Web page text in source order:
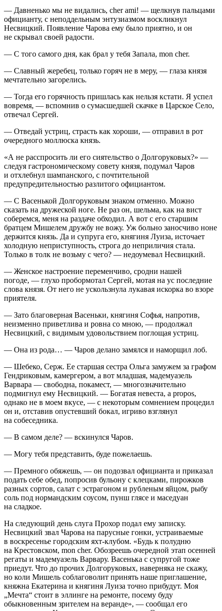
— Давненько мы не видались, cher ami! — щелкнув пальцами
официанту, с неподдельным энтузиазмом воскликнул
Несвицкий. Появление Чарова ему было приятно, и он
не скрывал своей радости.
— С того самого дня, как брал у тебя Запала, mon cher.
— Славный жеребец, только горяч не в меру, — глаза князя
мечтательно загорелись.
— Тогда его горячность пришлась как нельзя кстати. Я успел
вовремя, — вспомнив о сумасшедшей скачке в Царское Село,
отвечал Сергей.
— Отведай устриц, страсть как хороши, — отправил в рот
очередного моллюска князь.
«А не расспросить ли его сиятельство о Долгоруковых?» —
следуя гастрономическому совету князя, подумал Чаров
и отхлебнул шампанского, с почтительной
предупредительностью разлитого официантом.
— С Васенькой Долгоруковым знаком отменно. Можно
сказать на дружеской ноге. Не раз он, шельма, как на вист
соберемся, меня на раздаче обходил. А вот с его старшим
братцем Мишелем дружбу не вожу. Уж больно заносчиво ноне
держится князь. Да и супруга его, княгиня Луиза, источает
холодную неприступность, строга до неприличия стала.
Только в толк не возьму с чего? — недоумевал Несвицкий.
— Женское настроение переменчиво, сродни нашей
погоде, — глухо пробормотал Сергей, мотая на ус последние
слова князя. От него не ускользнула лукавая искорка во взоре
приятеля.
— Зато благоверная Васеньки, княгиня Софья, напротив,
неизменно приветлива и ровна со мною, — продолжал
Несвицкий, с видимым удовольствием поглощая устриц.
— Она из рода… — Чаров делано замялся и наморщил лоб.
— Шебеко, Серж. Ее старшая сестра Ольга замужем за графом
Гендриковым, камергером, а вот младшая, мадемуазель
Варвара — свободна, покамест, — многозначительно
подмигнул ему Несвицкий. — Богатая невеста, a propos,
однако не в моем вкусе, — с некоторым сомнением процедил
он и, отставив опустевший бокал, игриво взглянул
на собеседника.
— В самом деле? — вскинулся Чаров.
— Могу тебя представить, буде пожелаешь.
— Премного обяжешь, — он подозвал официанта и приказал
подать себе обед, попросив бульону с клецками, пирожков
разных сортов, салат с эстрагоном и рубленым яйцом, рыбу
соль под нормандским соусом, пунш глясе и маседуан
на сладкое.
На следующий день слуга Прохор подал ему записку.
Несвицкий звал Чарова на парусные гонки, устраиваемые
в воскресенье городским яхт-клубом. «Будь к полудню
на Крестовском, mon cher. Обозреешь очередной этап осенней
регаты и мадемуазель Варвару. Васенька с супругой тоже
приедут. Что до прочих Долгоруковых, наверняка не скажу,
но коли Мишель соблаговолит принять наше приглашение,
княжна Екатерина и княгиня Луиза точно прибудут. Моя
„Мечта“ стоит в эллинге на ремонте, посему буду
обыкновенным зрителем на веранде», — сообщал его